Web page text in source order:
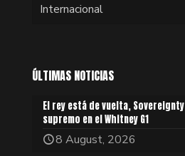
Internacional
ÚLTIMAS NOTICIAS
El rey está de vuelta, Sovereignty
supremo en el Whitney G1
8 August, 2026